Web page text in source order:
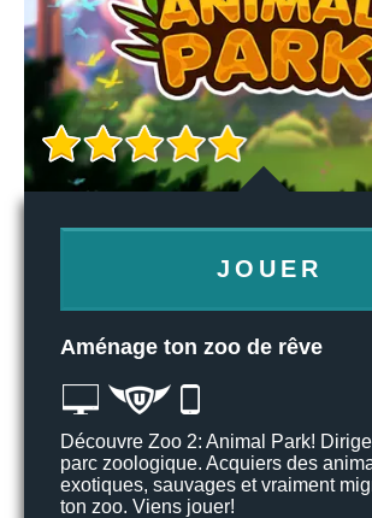
JOUER
Aménage ton zoo de rêve
Découvre Zoo 2: Animal Park!
parc zoologique. Acquiers des
exotiques, sauvages et vraiment
ton zoo. Viens jouer!